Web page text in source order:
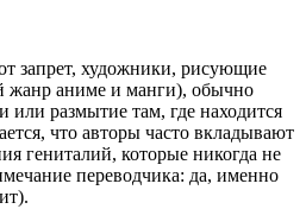
запрет, художники, рисующие
жанр аниме и манги), обычно
размытие там, где находится
что авторы часто вкладывают
гениталий, которые никогда не
переводчика: да, именно